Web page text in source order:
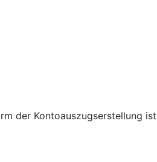
der Kontoauszugserstellung ist